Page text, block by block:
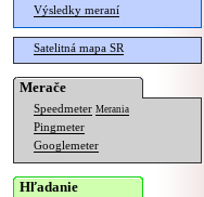
Výsledky meraní
Satelitná mapa SR
Merače
Speedmeter Merania
Pingmeter
Googlemeter
Hľadanie